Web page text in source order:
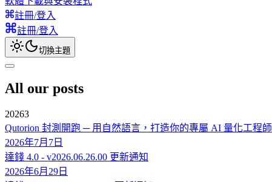
註冊/登入
註冊/登入
切換主題
All our posts
20263
Qutorion 封測開跑 ─ 用自然語言，打造你的專屬 AI 量化工程師
2026年7月7日
達錢 4.0 - v2026.06.26.00 更新通知
2026年6月29日